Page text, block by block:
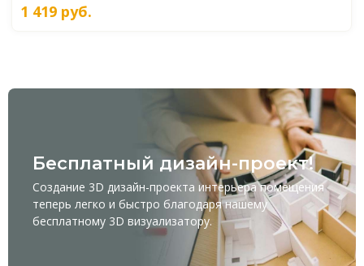
1 419 руб.
Бесплатный дизайн-проект!
Создание 3D дизайн-проекта интерьера помещения
теперь легко и быстро благодаря нашему
бесплатному 3D визуализатору.